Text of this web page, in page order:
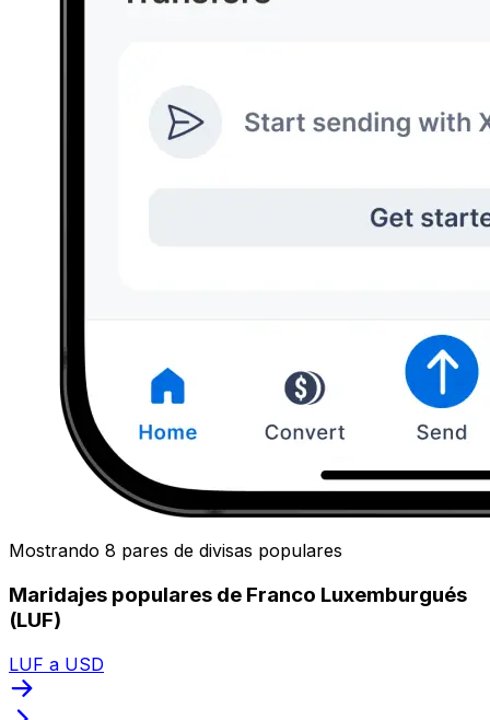
Mostrando 8 pares de divisas populares
Maridajes populares de Franco Luxemburgués
(LUF)
LUF a USD